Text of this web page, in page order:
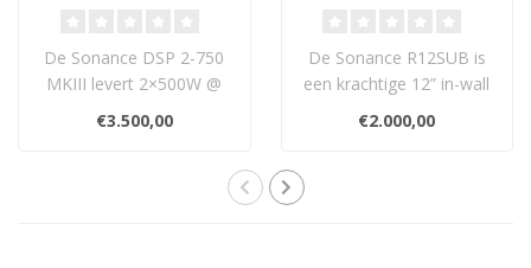
De Sonance DSP 2-750
MKIII levert 2×500W @
8Ω in een compact 2U
rackformaat, m..
€3.500,00
De Sonance R12SUB is
een krachtige 12” in-wall
subwooferdriver uit de
Referenc..
€2.000,00